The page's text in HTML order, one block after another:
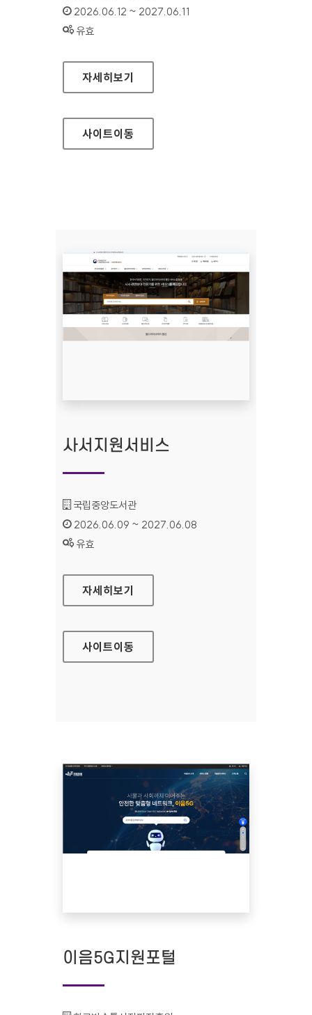
인증기간 :
2026.06.12 ~ 2027.06.11
상태 :
유효
휴·폐업 의료기관 진료기록보관시스템
자세히보기
사이트이동
사서지원서비스
기관명 :
국립중앙도서관
인증기간 :
2026.06.09 ~ 2027.06.08
상태 :
유효
사서지원서비스
자세히보기
사이트이동
이음5G지원포털